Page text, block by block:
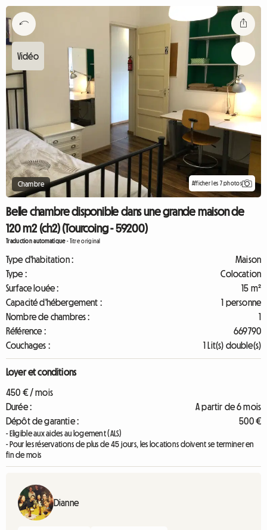
Chambre Afficher les 7 photos
Belle chambre disponible dans une grande maison de
120 m2 (ch2) (Tourcoing - 59200)
Traduction automatique-Titre original
Type d'habitation :
Maison
Type :
Colocation
Surface louée :
15 m²
Capacité d'hébergement :
1 personne
Nombre de chambres :
1
Référence :
669790
Couchages :
1 Lit(s) double(s)
Loyer et conditions
450 € / mois
Durée :
A partir de 6 mois
Dépôt de garantie :
500 €
- Eligible aux aides au logement (ALS)
- Pour les réservations de plus de 45 jours, les locations doivent se terminer en
fin de mois
Dianne